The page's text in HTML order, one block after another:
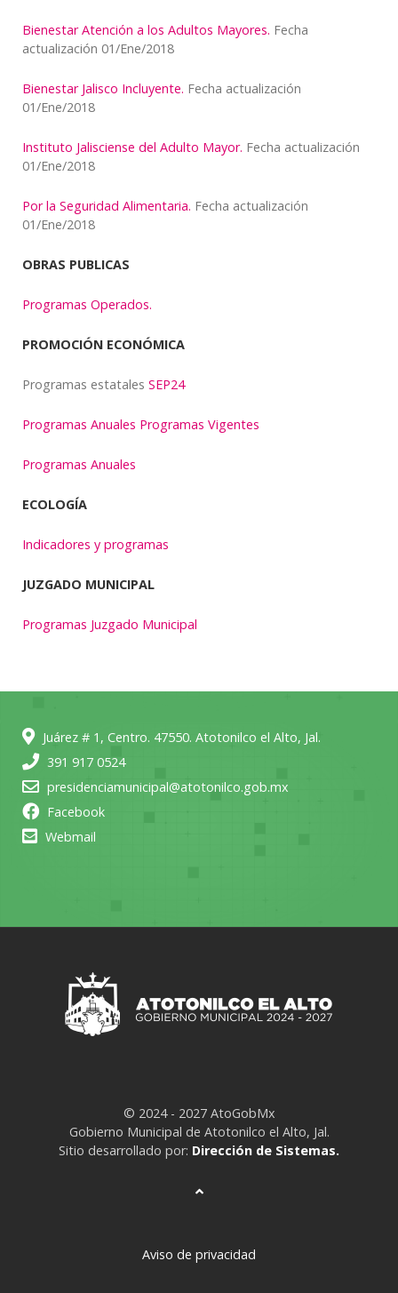
Bienestar Atención a los Adultos Mayores. Fecha
actualización 01/Ene/2018
Bienestar Jalisco Incluyente. Fecha actualización
01/Ene/2018
Instituto Jalisciense del Adulto Mayor. Fecha actualización
01/Ene/2018
Por la Seguridad Alimentaria. Fecha actualización
01/Ene/2018
OBRAS PUBLICAS
Programas Operados.
PROMOCIÓN ECONÓMICA
Programas estatales SEP24
Programas Anuales Programas Vigentes
Programas Anuales
ECOLOGÍA
Indicadores y programas
JUZGADO MUNICIPAL
Programas Juzgado Municipal
Juárez # 1, Centro. 47550. Atotonilco el Alto, Jal.
391 917 0524
presidenciamunicipal@atotonilco.gob.mx
Facebook
Webmail
© 2024 - 2027 AtoGobMx
Gobierno Municipal de Atotonilco el Alto, Jal.
Sitio desarrollado por: Dirección de Sistemas.
Aviso de privacidad